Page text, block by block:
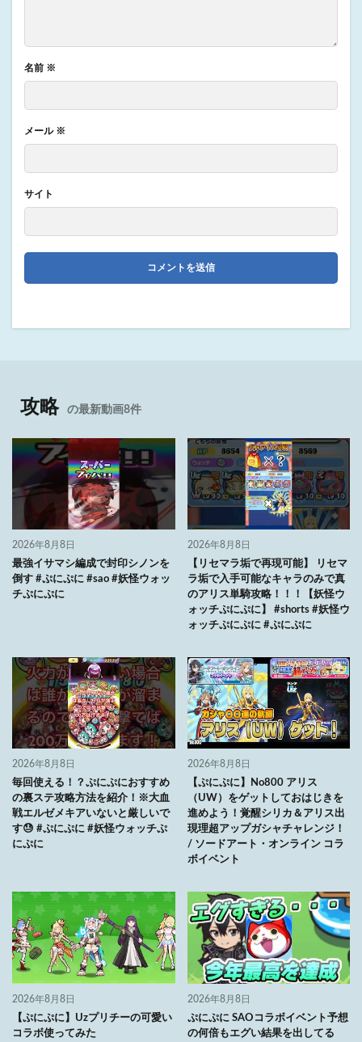
名前 ※
メール ※
サイト
攻略 の最新動画8件
2026年8月8日
最強イサマシ編成で封印シノンを
倒す #ぷにぷに #sao #妖怪ウォッ
チぷにぷに
2026年8月8日
【リセマラ垢で再現可能】 リセマ
ラ垢で入手可能なキャラのみで真
のアリス単騎攻略！！！【妖怪ウ
ォッチぷにぷに】 #shorts #妖怪ウ
ォッチぷにぷに #ぷにぷに
2026年8月8日
毎回使える！？ぷにぷにおすすめ
の裏ステ攻略方法を紹介！※大血
戦エルゼメキアいないと厳しいで
す😓 #ぷにぷに #妖怪ウォッチぷ
にぷに
2026年8月8日
【ぷにぷに】No800 アリス
（UW）をゲットしておはじきを
進めよう！覚醒シリカ＆アリス出
現理超アップガシャチャレンジ！
/ ソードアート・オンライン コラ
ボイベント
2026年8月8日
【ぷにぷに】Uzプリチーの可愛い
コラボ使ってみた
2026年8月8日
ぷにぷに SAOコラボイベント予想
の何倍もエグい結果を出してる